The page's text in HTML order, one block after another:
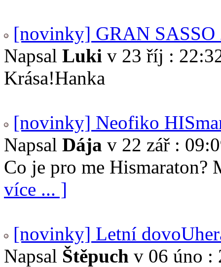
[novinky] GRAN SASSO
Napsal Luki v 23 říj :
Krása!Hanka
[novinky] Neofiko
Napsal Dája v 22 zář :
Co je pro me Hismaraton?
více ... ]
[novinky] Letní
Napsal Štěpuch v 06 úno :